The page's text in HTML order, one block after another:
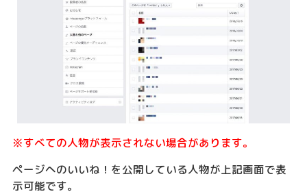
※すべての人物が表示されない場合があります。
ページへのいいね！を公開している人物が上記画面で表
示可能です。